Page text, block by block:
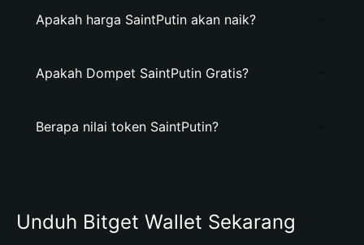
Apakah harga SaintPutin akan naik?
Apakah Dompet SaintPutin Gratis?
Berapa nilai token SaintPutin?
Unduh Bitget Wallet Sekarang